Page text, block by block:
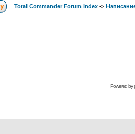
Total Commander Forum Index ->
Powered by